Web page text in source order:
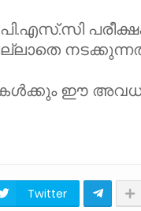
പി.എസ്.സി
ഈ
Twitter